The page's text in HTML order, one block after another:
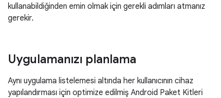
kullanabildiğinden emin olmak için gerekli adımları atmanız
gerekir.
Uygulamanızı planlama
Aynı uygulama listelemesi altında her kullanıcının cihaz
yapılandırması için optimize edilmiş Android Paket Kitleri